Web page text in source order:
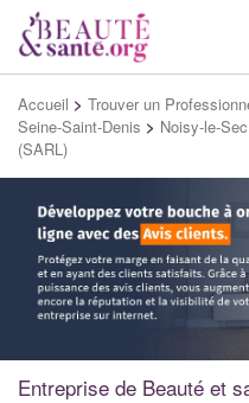
Accueil > Trouver un
Seine-Saint-Denis > Noisy-le-Sec
(SARL)
Entreprise de Beauté et